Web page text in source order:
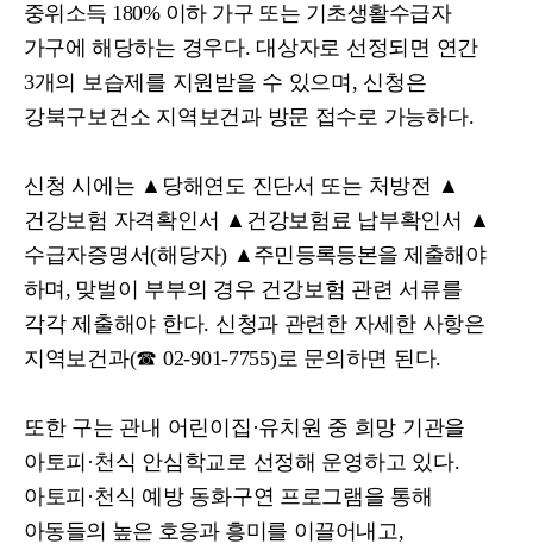
중위소득 180% 이하 가구 또는 기초생활수급자
가구에 해당하는 경우다. 대상자로 선정되면 연간
3개의 보습제를 지원받을 수 있으며 , 신청은
강북구보건소 지역보건과 방문 접수로 가능하다.
신청 시에는 ▲ 당해연도 진단서 또는 처방전 ▲
건강보험 자격확인서 ▲ 건강보험료 납부확인서 ▲
수급자증명서(해당자) ▲ 주민등록등본을 제출해야
하며 , 맞벌이 부부의 경우 건강보험 관련 서류를
각각 제출해야 한다. 신청과 관련한 자세한 사항은
지역보건과(☎ 02-901-7755)로 문의하면 된다.
또한 구는 관내 어린이집 ·유치원 중 희망 기관을
아토피 ·천식 안심학교로 선정해 운영하고 있다.
아토피 ·천식 예방 동화구연 프로그램을 통해
아동들의 높은 호응과 흥미를 이끌어내고,